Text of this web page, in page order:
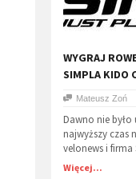
WYGRAJ
SIMPLA KIDO
Mateusz Zoń
Dawno nie
najwyższy czas
velonews i firma
Więcej...